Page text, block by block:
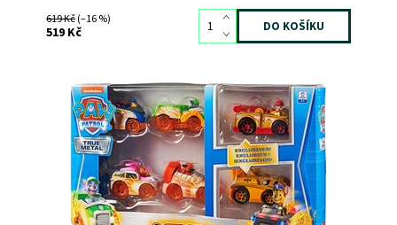
619 Kč(–16 %)
519 Kč
Dostupnost: Skladem2
8066
Značka:
SPIN MASTER